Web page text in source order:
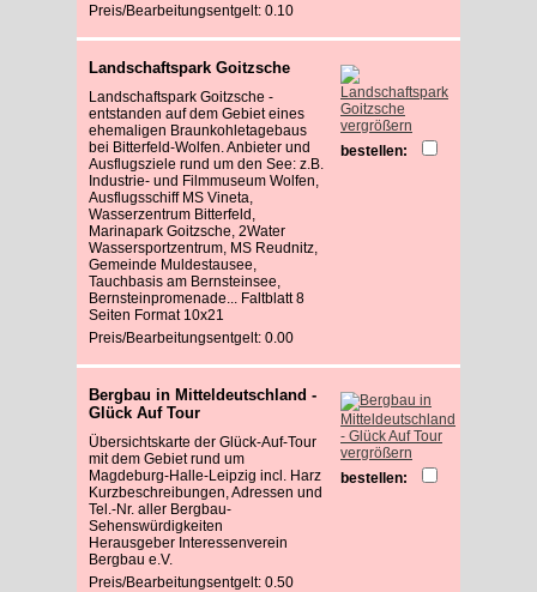
Preis/Bearbeitungsentgelt: 0.10
Landschaftspark Goitzsche
Landschaftspark Goitzsche -
entstanden auf dem Gebiet eines
ehemaligen Braunkohletagebaus
bei Bitterfeld-Wolfen. Anbieter und
Ausflugsziele rund um den See: z.B.
Industrie- und Filmmuseum Wolfen,
Ausflugsschiff MS Vineta,
Wasserzentrum Bitterfeld,
Marinapark Goitzsche, 2Water
Wassersportzentrum, MS Reudnitz,
Gemeinde Muldestausee,
Tauchbasis am Bernsteinsee,
Bernsteinpromenade... Faltblatt 8
Seiten Format 10x21
Preis/Bearbeitungsentgelt: 0.00
vergrößern
bestellen:
Bergbau in Mitteldeutschland -
Glück Auf Tour
Übersichtskarte der Glück-Auf-Tour
mit dem Gebiet rund um
Magdeburg-Halle-Leipzig incl. Harz
Kurzbeschreibungen, Adressen und
Tel.-Nr. aller Bergbau-
Sehenswürdigkeiten
Herausgeber Interessenverein
Bergbau e.V.
Preis/Bearbeitungsentgelt: 0.50
vergrößern
bestellen: